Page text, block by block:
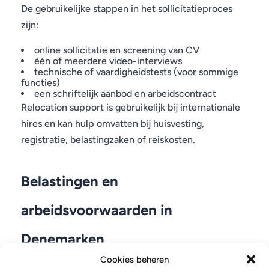
Cookies beheren
De gebruikelijke stappen in het sollicitatieproces
zijn:
online sollicitatie en screening van CV
één of meerdere video-interviews
technische of vaardigheidstests (voor sommige
functies)
een schriftelijk aanbod en arbeidscontract
Relocation support is gebruikelijk bij internationale
hires en kan hulp omvatten bij huisvesting,
registratie, belastingzaken of reiskosten.
Belastingen en
arbeidsvoorwaarden in
Denemarken